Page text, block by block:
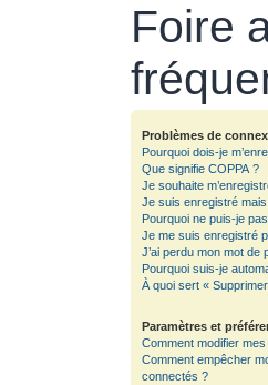
Foire
Problèmes de
Pourquoi dois-je
Que signifie COPPA ?
Je souhaite
Je suis enregistré
Pourquoi ne puis-je
Je me suis enregistré
J’ai perdu mon mot de
Pourquoi suis-je
À quoi sert «
Paramètres et
Comment modifier
Comment empêcher
connectés ?